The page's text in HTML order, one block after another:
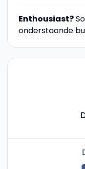
Enthousiast?
onderstaande